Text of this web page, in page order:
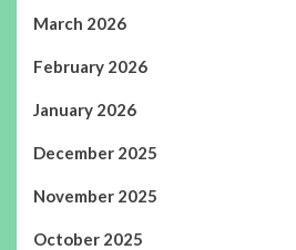
March 2026
February 2026
January 2026
December 2025
November 2025
October 2025